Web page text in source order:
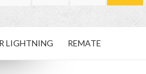
LIGHTNING REMATE